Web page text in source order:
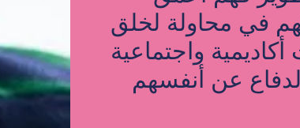
في محاولة لخلق
واجتماعية
عن أنفسهم